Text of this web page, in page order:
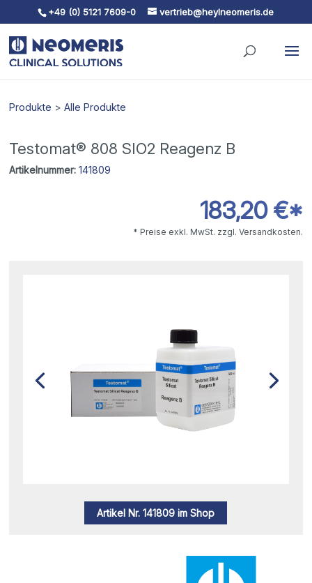
Skip To Content
+49 (0) 5121 7609-0 vertrieb@heylneomeris.de
Produkte >Alle Produkte
Testomat® 808 SIO2 Reagenz B
Artikelnummer: 141809
183,20 €*
* Preise exkl. MwSt. zzgl. Versandkosten.
Artikel Nr. 141809 im Shop